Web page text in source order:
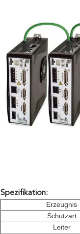
Spezifikation:
Erzeugnis
Schutzart
Leiter